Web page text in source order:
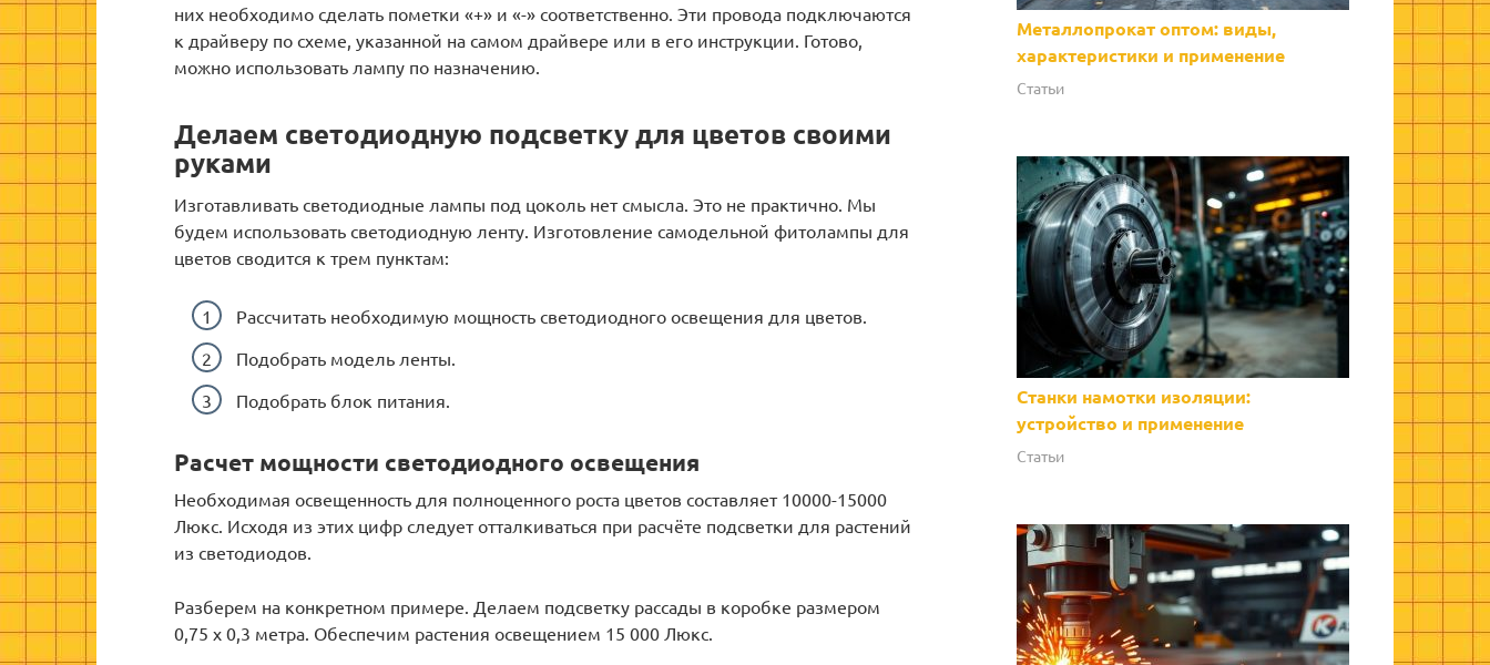
них необходимо сделать пометки «+» и «-» соответственно. Эти провода подключаются
к драйверу по схеме, указанной на самом драйвере или в его инструкции. Готово,
можно использовать лампу по назначению.
Делаем светодиодную подсветку для цветов своими
руками
Изготавливать светодиодные лампы под цоколь нет смысла. Это не практично. Мы
будем использовать светодиодную ленту. Изготовление самодельной фитолампы для
цветов сводится к трем пунктам:
Рассчитать необходимую мощность светодиодного освещения для цветов.
Подобрать модель ленты.
Подобрать блок питания.
Расчет мощности светодиодного освещения
Необходимая освещенность для полноценного роста цветов составляет 10000-15000
Люкс. Исходя из этих цифр следует отталкиваться при расчёте подсветки для растений
из светодиодов.
Разберем на конкретном примере. Делаем подсветку рассады в коробке размером
0,75 x 0,3 метра. Обеспечим растения освещением 15 000 Люкс.
Металлопрокат оптом: виды,
характеристики и применение
Статьи
Станки намотки изоляции:
устройство и применение
Статьи